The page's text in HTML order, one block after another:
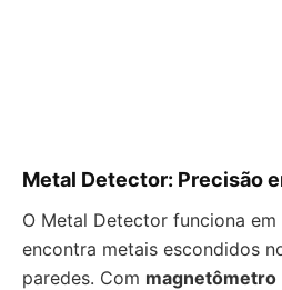
Metal Detector: Precisão
O Metal Detector funciona em
encontra metais escondidos
paredes. Com magnetômetro